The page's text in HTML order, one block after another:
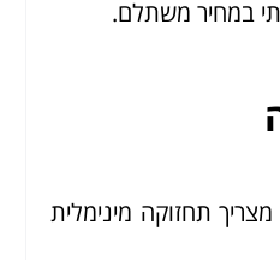
במחיר משתלם.
תחזוקה מינימלית